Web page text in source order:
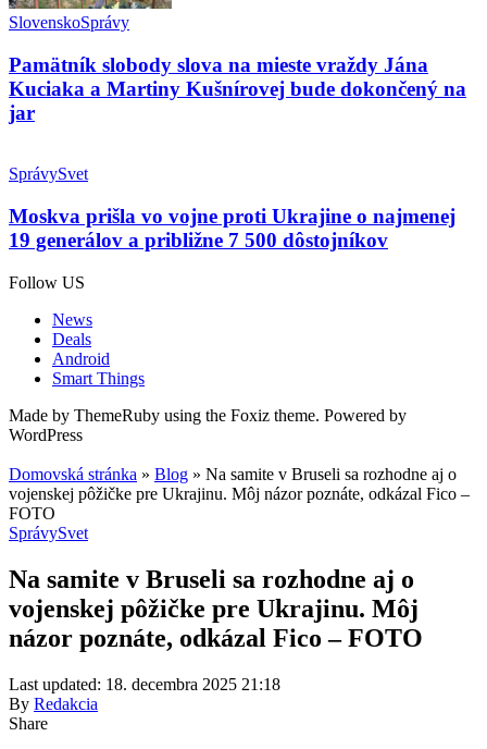
SlovenskoSprávy
Pamätník slobody slova na mieste vraždy Jána
Kuciaka a Martiny Kušnírovej bude dokončený na
jar
SprávySvet
Moskva prišla vo vojne proti Ukrajine o najmenej
19 generálov a približne 7 500 dôstojníkov
Follow US
News
Deals
Android
Smart Things
Made by ThemeRuby using the Foxiz theme. Powered by
WordPress
Domovská stránka » Blog » Na samite v Bruseli sa rozhodne aj o
vojenskej pôžičke pre Ukrajinu. Môj názor poznáte, odkázal Fico –
FOTO
SprávySvet
Na samite v Bruseli sa rozhodne aj o
vojenskej pôžičke pre Ukrajinu. Môj
názor poznáte, odkázal Fico – FOTO
Last updated: 18. decembra 2025 21:18
By Redakcia
Share